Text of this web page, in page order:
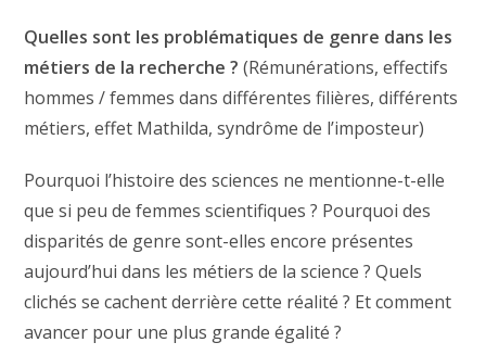
Quelles sont les problématiques de genre dans les
métiers de la recherche ? (Rémunérations, effectifs
hommes / femmes dans différentes filières, différents
métiers, effet Mathilda, syndrôme de l’imposteur)
Pourquoi l’histoire des sciences ne mentionne-t-elle
que si peu de femmes scientifiques ? Pourquoi des
disparités de genre sont-elles encore présentes
aujourd’hui dans les métiers de la science ? Quels
clichés se cachent derrière cette réalité ? Et comment
avancer pour une plus grande égalité ?